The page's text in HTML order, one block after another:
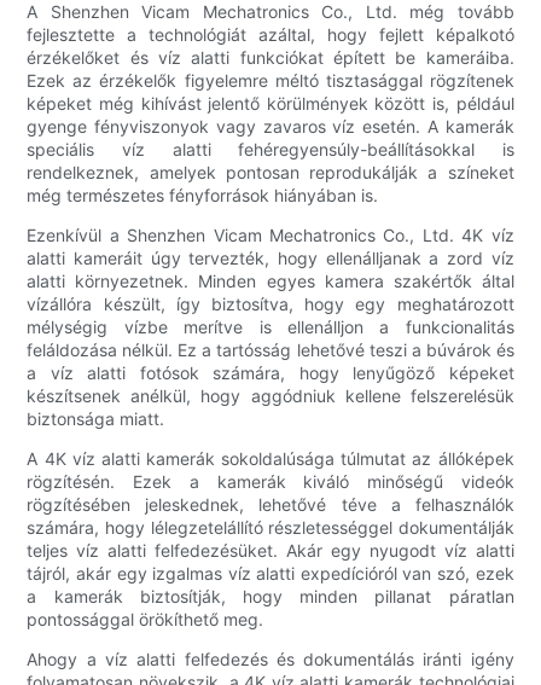
A Shenzhen Vicam Mechatronics Co., Ltd. még tovább
fejlesztette a technológiát azáltal, hogy fejlett képalkotó
érzékelőket és víz alatti funkciókat épített be kameráiba.
Ezek az érzékelők figyelemre méltó tisztasággal rögzítenek
képeket még kihívást jelentő körülmények között is, például
gyenge fényviszonyok vagy zavaros víz esetén. A kamerák
speciális víz alatti fehéregyensúly-beállításokkal is
rendelkeznek, amelyek pontosan reprodukálják a színeket
még természetes fényforrások hiányában is.
Ezenkívül a Shenzhen Vicam Mechatronics Co., Ltd. 4K víz
alatti kameráit úgy tervezték, hogy ellenálljanak a zord víz
alatti környezetnek. Minden egyes kamera szakértők által
vízállóra készült, így biztosítva, hogy egy meghatározott
mélységig vízbe merítve is ellenálljon a funkcionalitás
feláldozása nélkül. Ez a tartósság lehetővé teszi a búvárok és
a víz alatti fotósok számára, hogy lenyűgöző képeket
készítsenek anélkül, hogy aggódniuk kellene felszerelésük
biztonsága miatt.
A 4K víz alatti kamerák sokoldalúsága túlmutat az állóképek
rögzítésén. Ezek a kamerák kiváló minőségű videók
rögzítésében jeleskednek, lehetővé téve a felhasználók
számára, hogy lélegzetelállító részletességgel dokumentálják
teljes víz alatti felfedezésüket. Akár egy nyugodt víz alatti
tájról, akár egy izgalmas víz alatti expedícióról van szó, ezek
a kamerák biztosítják, hogy minden pillanat páratlan
pontossággal örökíthető meg.
Ahogy a víz alatti felfedezés és dokumentálás iránti igény